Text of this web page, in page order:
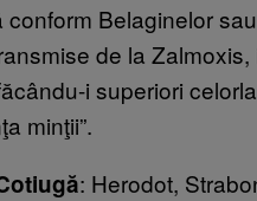
conform Belaginelor
de la
i superiori
minţii”.
: Herodot,